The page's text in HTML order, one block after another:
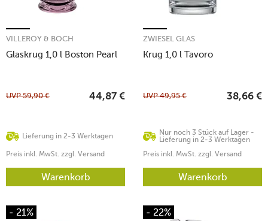
Glaskrug 1,0 l Boston Pearl
VILLEROY & BOCH
Lieferung in 2-3 Werktagen
UVP59,90 € 44,87 €
Preis inkl. MwSt. zzgl. Versand
Warenkorb
Krug 1,0 l Tavoro
ZWIESEL GLAS
Nur noch 3 Stück auf Lager -
Lieferung in 2-3 Werktagen
UVP49,95 € 38,66 €
Preis inkl. MwSt. zzgl. Versand
Warenkorb
- 21% - 22%